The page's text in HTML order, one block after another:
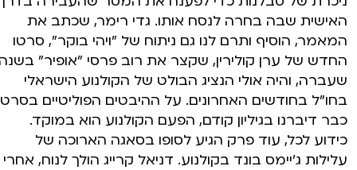
האישית שבה בחרה לנסח אותו. גדי רימר, שכתב את
המאמר, הוסיף ותרם לנו גם ניתוח של "ויהי בוקר", סרטו
החדש של ערן קולירין, שקצר את רוב פרסי "אופיר"
שעברה, והיה אולי הנציג הבולט של הקולנוע הישראלי
בחו"ל בחודשים האחרונים. על ההיבטים הפוליטיים בסרט
כבר דיברנו בגיליון קודם, הפעם הקולנוע הוא במוקד.
כידוע לכל, עוד פרק הגיע לסופו בסאגה הארוכה של
עלילות ג'יימס בונד בקולנוע. דניאל קרייג הולך לנוח, אחרי